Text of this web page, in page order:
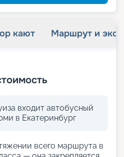
кают Маршрут и
входит автобусный
в Екатеринбург
всего маршрута в